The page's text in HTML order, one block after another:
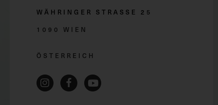
WÄHRINGER STRASSE 2 5
1090 WIEN
ÖSTERREICH